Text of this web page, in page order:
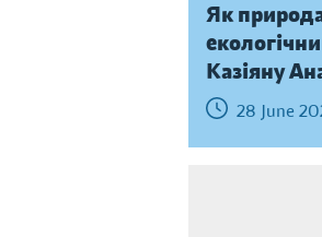
Як
Казіяну
28 June